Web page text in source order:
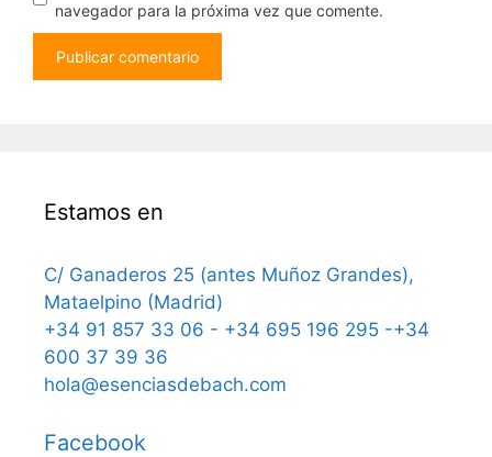
navegador para la próxima vez que comente.
Estamos en
C/ Ganaderos 25 (antes Muñoz Grandes),
Mataelpino (Madrid)
+34 91 857 33 06 - +34 695 196 295 -+34
600 37 39 36
hola@esenciasdebach.com
Facebook